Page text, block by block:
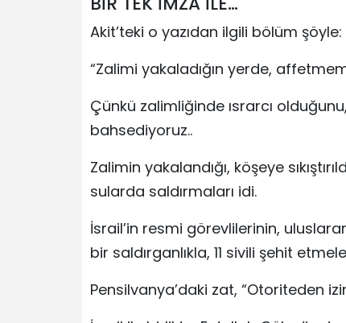
Akit’teki o yazıdan ilgili bölüm şöyle:
“Zalimi yakaladığın yerde,
Çünkü zalimliğinde ısrarcı
bahsediyoruz..
Zalimin yakalandığı, köşeye
sularda saldırmaları idi.
İsrail’in resmi görevlilerinin,
bir saldırganlıkla, 11 sivili şehit
Pensilvanya’daki zat, “Otoriteden